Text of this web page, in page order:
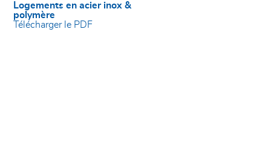
Logements en acier inox &
polymère
Télécharger le PDF